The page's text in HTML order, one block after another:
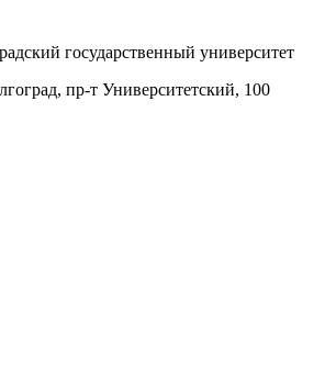
государственный университет
пр-т Университетский, 100